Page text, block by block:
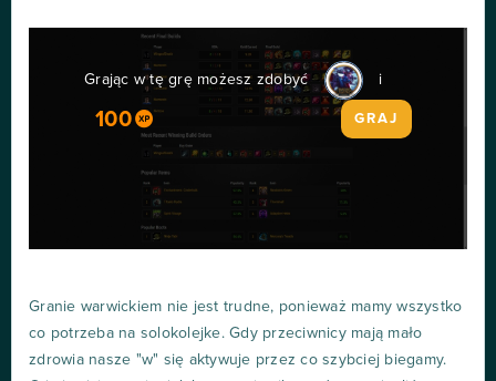
Grając w tę grę możesz zdobyć i
100 GRAJ
Granie warwickiem nie jest trudne, ponieważ mamy wszystko
co potrzeba na solokolejke. Gdy przeciwnicy mają mało
zdrowia nasze "w" się aktywuje przez co szybciej biegamy.